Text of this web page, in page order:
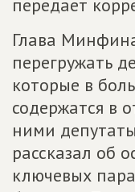
передает
Глава
перегружать
которые в
содержатся в
ними
рассказал об
ключевых